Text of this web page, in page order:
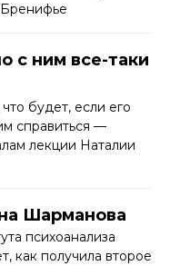
с ним все-таки
будет, если его
справиться —
лекции Наталии
Шарманова
психоанализа
как получила второе